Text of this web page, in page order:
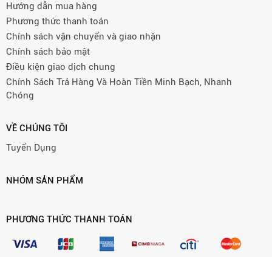
Hướng dẫn mua hàng
Phương thức thanh toán
Chính sách vận chuyển và giao nhận
Chính sách bảo mật
Điều kiện giao dịch chung
Chính Sách Trả Hàng Và Hoàn Tiền Minh Bạch, Nhanh
Chóng
VỀ CHÚNG TÔI
Tuyển Dụng
NHÓM SẢN PHẨM
PHƯƠNG THỨC THANH TOÁN